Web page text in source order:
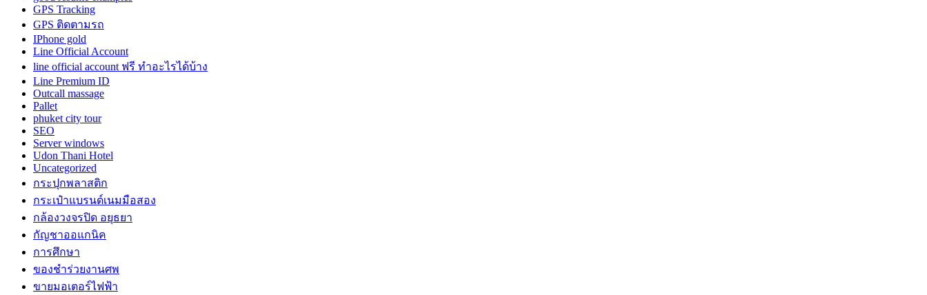
GPS Tracking
GPS ติดตามรถ
IPhone gold
Line Official Account
line official account ฟรี ทําอะไรได้บ้าง
Line Premium ID
Outcall massage
Pallet
phuket city tour
SEO
Server windows
Udon Thani Hotel
Uncategorized
กระปุกพลาสติก
กระเป๋าแบรนด์เนมมือสอง
กล้องวงจรปิด อยุธยา
กัญชาออแกนิค
การศึกษา
ของชำร่วยงานศพ
ขายมอเตอร์ไฟฟ้า